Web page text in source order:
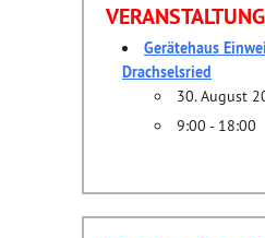
Gerätehaus
Drachselsried
30. August
9:00 - 18:00